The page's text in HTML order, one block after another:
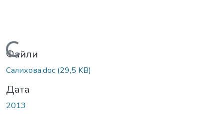
Вантажиться...
Файли
Салихова.doc (29,5 KB)
Дата
2013